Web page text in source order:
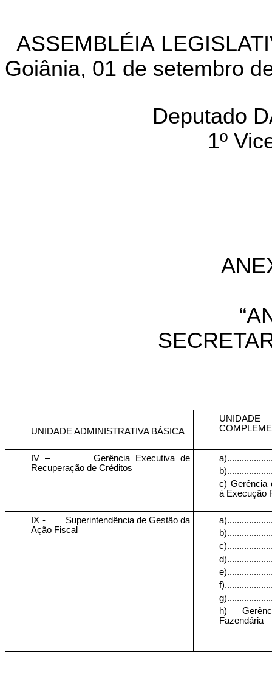
ASSEMBLÉIA
Goiânia, 01 de setembro
Deputado
1º
UNIDADE ADMINISTRATIVA BÁSICA
IV –
Gerência Executiva de
Recuperação de Créditos
c) Gerência
à Execução
IX -
Superintendência de Gestão da
Ação Fiscal
h)
Fazendária